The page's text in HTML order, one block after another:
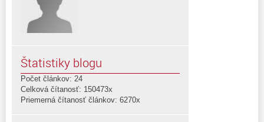
Štatistiky blogu
Počet článkov: 24
Celková čítanosť: 150473x
Priemerná čítanosť článkov: 6270x